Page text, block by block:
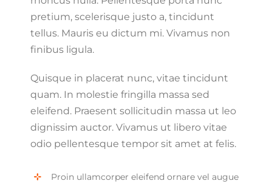
pretium, scelerisque justo a, tincidunt
tellus. Mauris eu dictum mi. Vivamus non
finibus ligula.
Quisque in placerat nunc, vitae tincidunt
quam. In molestie fringilla massa sed
eleifend. Praesent sollicitudin massa ut leo
dignissim auctor. Vivamus ut libero vitae
odio pellentesque tempor sit amet at felis.
Proin ullamcorper eleifend ornare vel augue